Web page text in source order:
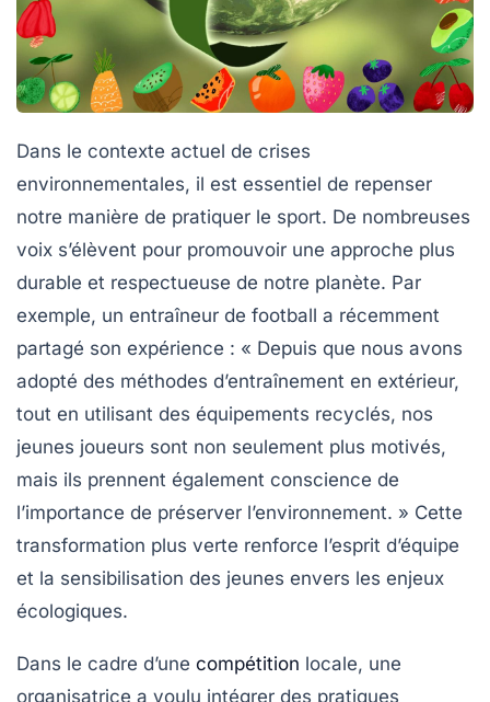
Dans le contexte actuel de crises
environnementales, il est essentiel de repenser
notre manière de pratiquer le sport. De nombreuses
voix s’élèvent pour promouvoir une approche plus
durable et respectueuse de notre planète. Par
exemple, un entraîneur de football a récemment
partagé son expérience : « Depuis que nous avons
adopté des méthodes d’entraînement en extérieur,
tout en utilisant des équipements recyclés, nos
jeunes joueurs sont non seulement plus motivés,
mais ils prennent également conscience de
l’importance de préserver l’environnement. » Cette
transformation plus verte renforce l’esprit d’équipe
et la sensibilisation des jeunes envers les enjeux
écologiques.
Dans le cadre d’une compétition locale, une
organisatrice a voulu intégrer des pratiques